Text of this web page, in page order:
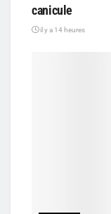
canicule
il y a 14 heures